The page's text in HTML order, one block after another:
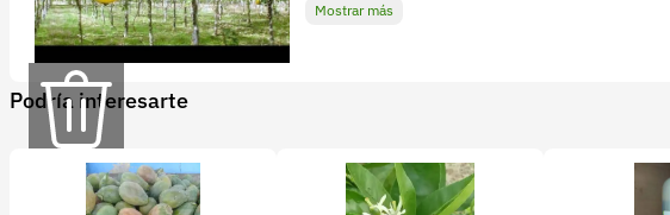
Mostrar más
i
t
Podría interesarte